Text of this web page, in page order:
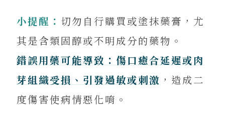
小提醒： 切勿自行購買或塗抹藥膏，尤
其是含類固醇或不明成分的藥物。
錯誤用藥可能導致：傷口癒合延遲或肉
芽組織受損、引發過敏或刺激 ，造成二
度傷害使病情惡化唷。